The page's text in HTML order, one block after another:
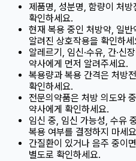
제품명, 성분명, 함량이 처방
확인하세요.
현재 복용 중인 처방약, 일
알려진 상호작용을 확인하세
알레르기, 임신·수유, 간·신
약사에게 먼저 알려주세요.
복용량과 복용 간격은 처방
확인하세요.
전문의약품은 처방 의도와
약사에게 확인하세요.
임신 중, 임신 가능성, 수유
복용 여부를 결정하지 마세
간질환이 있거나 음주 중이
별도로 확인하세요.